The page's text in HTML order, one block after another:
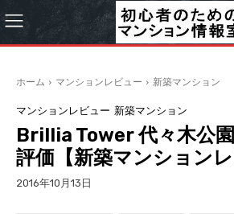
ホーム マンションレビュー 新築マンション
マンションレビュー 新築マンション
Brillia Tower 代々木公
評価【新築マンションレ
2016年10月13日